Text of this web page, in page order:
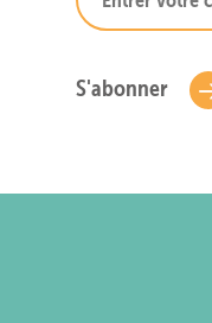
S'abonner